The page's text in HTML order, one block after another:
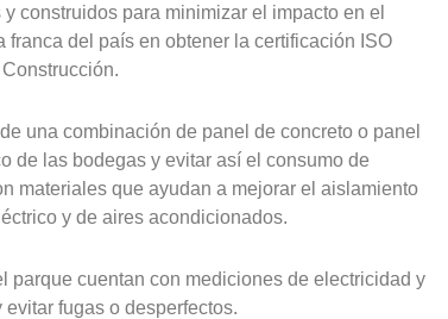
construidos para minimizar el impacto en el
del país en obtener la certificación ISO
una combinación de panel de concreto o panel
de las bodegas y evitar así el consumo de
materiales que ayudan a mejorar el aislamiento
y de aires acondicionados.
parque cuentan con mediciones de electricidad y
fugas o desperfectos.